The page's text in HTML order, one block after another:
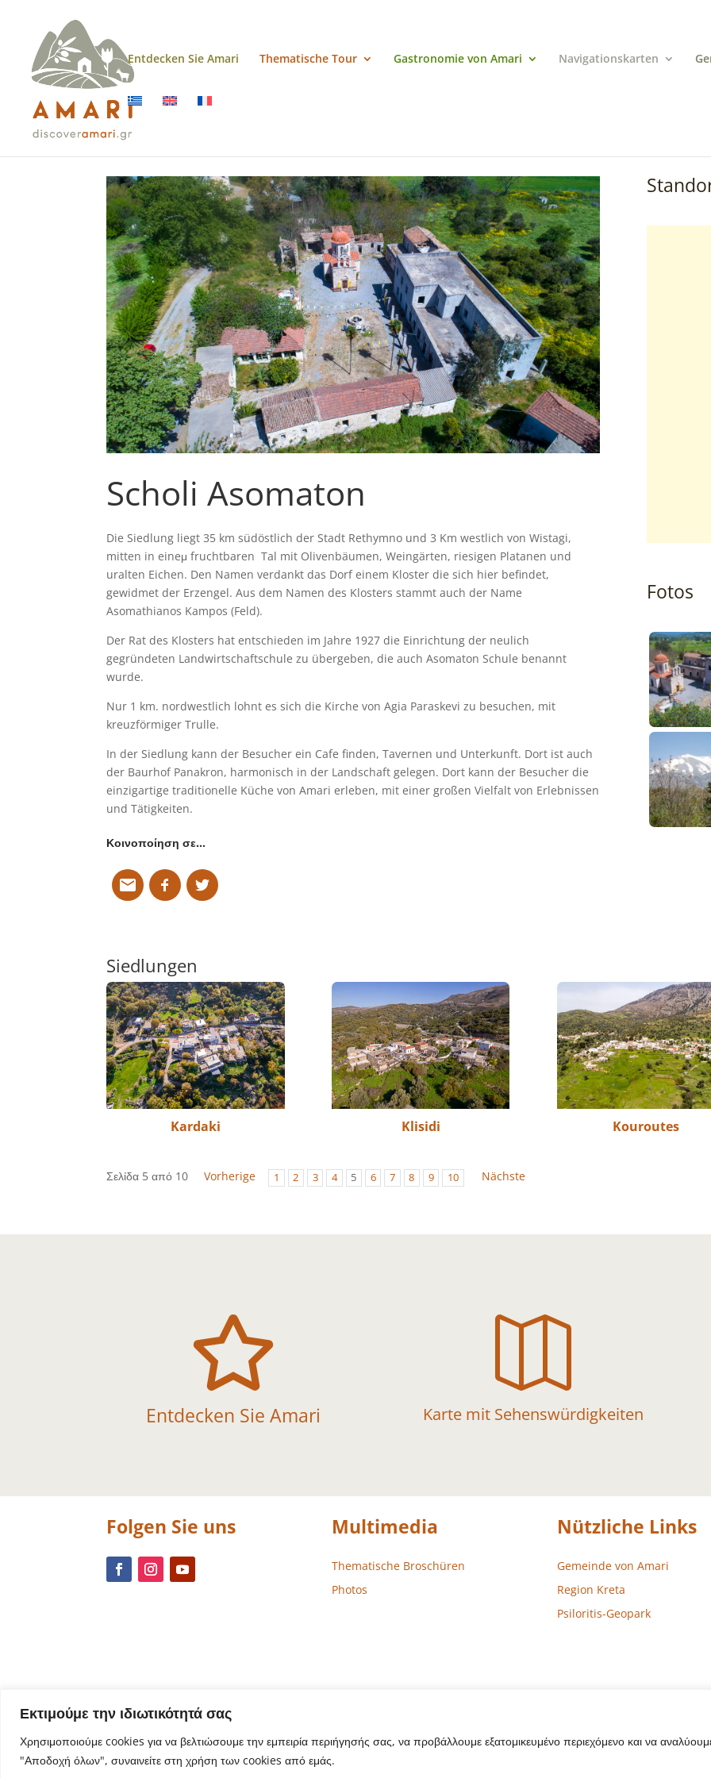
Εκτιμούμε την ιδιωτικότητά σας
Χρησιμοποιούμε cookies για να βελτιώσουμε την εμπειρία περιήγησής σας, να προβάλλουμε εξατομικευμένο περιεχόμενο και να
"Αποδοχή όλων", συναινείτε στη χρήση των cookies από εμάς.
Entdecken Sie Amari Thematische Tour Gastronomie von Amari Navigationskarten
Scholi Asomaton
Die Siedlung liegt 35 km südöstlich der Stadt Rethymno und 3 Km westlich von Wistagi,
mitten in eineμ fruchtbaren Tal mit Olivenbäumen, Weingärten, riesigen Platanen und
uralten Eichen. Den Namen verdankt das Dorf einem Kloster die sich hier befindet,
gewidmet der Erzengel. Aus dem Namen des Klosters stammt auch der Name
Asomathianos Kampos (Feld).
Der Rat des Klosters hat entschieden im Jahre 1927 die Einrichtung der neulich
gegründeten Landwirtschaftschule zu übergeben, die auch Asomaton Schule benannt
wurde.
Nur 1 km. nordwestlich lohnt es sich die Kirche von Agia Paraskevi zu besuchen, mit
kreuzförmiger Trulle.
In der Siedlung kann der Besucher ein Cafe finden, Tavernen und Unterkunft. Dort ist auch
der Baurhof Panakron, harmonisch in der Landschaft gelegen. Dort kann der Besucher die
einzigartige traditionelle Küche von Amari erleben, mit einer großen Vielfalt von Erlebnissen
und Tätigkeiten.
Κοινοποίηση σε…
Fotos
Siedlungen
Kardaki Klisidi Kouroutes
Σελίδα 5 από 10 Vorherige 1 2 3 4 5 6 7 8 9 10 Nächste

Entdecken Sie Amari

Karte mit Sehenswürdigkeiten
Folgen Sie uns Multimedia
Thematische Broschüren
Photos
Nützliche Links
Gemeinde von Amari
Region Kreta
Psiloritis-Geopark
Website-Design – Entwicklung